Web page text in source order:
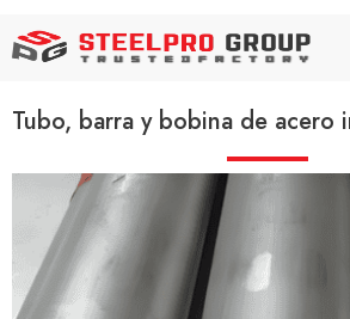
Tubo, barra y bobina de acero